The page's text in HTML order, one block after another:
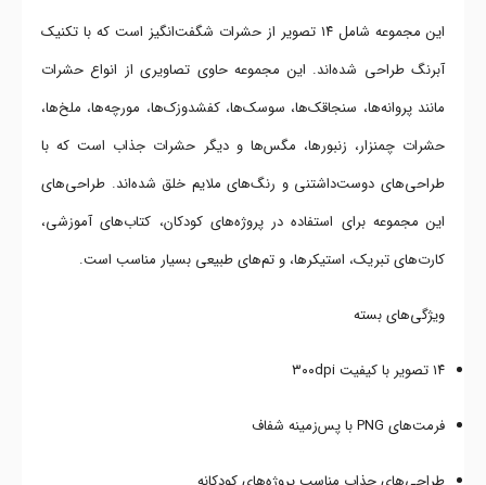
این مجموعه شامل ۱۴ تصویر از حشرات شگفت‌انگیز است که با تکنیک
آبرنگ طراحی شده‌اند. این مجموعه حاوی تصاویری از انواع حشرات
مانند پروانه‌ها، سنجاقک‌ها، سوسک‌ها، کفشدوزک‌ها، مورچه‌ها، ملخ‌ها،
حشرات چمنزار، زنبورها، مگس‌ها و دیگر حشرات جذاب است که با
طراحی‌های دوست‌داشتنی و رنگ‌های ملایم خلق شده‌اند. طراحی‌های
این مجموعه برای استفاده در پروژه‌های کودکان، کتاب‌های آموزشی،
کارت‌های تبریک، استیکرها، و تم‌های طبیعی بسیار مناسب است.
ویژگی‌های بسته
۱۴ تصویر با کیفیت ۳۰۰dpi
فرمت‌های PNG با پس‌زمینه شفاف